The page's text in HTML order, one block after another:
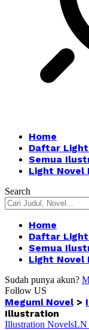
Home
Daftar
Semua
Light Novel
Search
Home
Daftar
Semua
Light Novel
Sudah punya akun?
Follow US
Megumi Novel>
Illustration
Illustration NovelsLN